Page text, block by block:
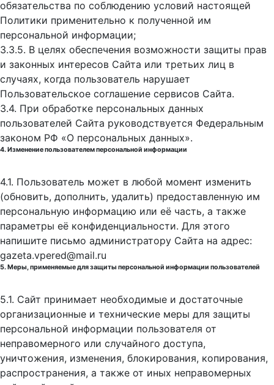
обязательства по соблюдению условий настоящей
Политики применительно к полученной им
персональной информации;
3.3.5. В целях обеспечения возможности защиты прав
и законных интересов Сайта или третьих лиц в
случаях, когда пользователь нарушает
Пользовательское соглашение сервисов Сайта.
3.4. При обработке персональных данных
пользователей Сайта руководствуется Федеральным
законом РФ «О персональных данных».
4. Изменение пользователем персональной информации
4.1. Пользователь может в любой момент изменить
(обновить, дополнить, удалить) предоставленную им
персональную информацию или её часть, а также
параметры её конфиденциальности. Для этого
напишите письмо администратору Сайта на адрес:
gazeta.vpered@mail.ru
5. Меры, применяемые для защиты персональной информации пользователей
5.1. Сайт принимает необходимые и достаточные
организационные и технические меры для защиты
персональной информации пользователя от
неправомерного или случайного доступа,
уничтожения, изменения, блокирования, копирования,
распространения, а также от иных неправомерных